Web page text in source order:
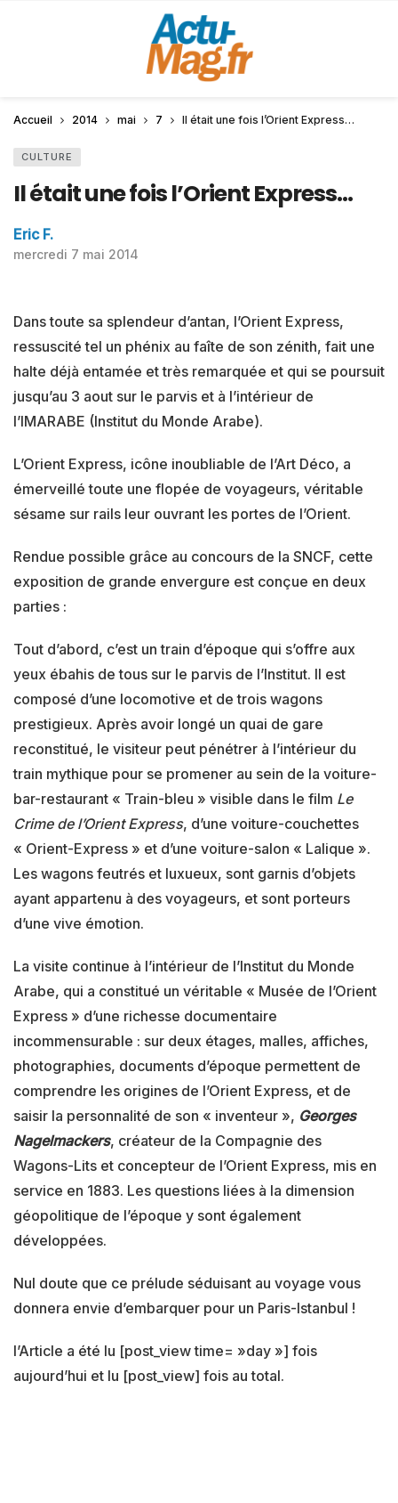
Accueil 2014 mai 7 Il était une fois l’Orient Express…
CULTURE
Il était une fois l’Orient Express…
Eric F.
mercredi 7 mai 2014
Dans toute sa splendeur d’antan, l’Orient Express,
ressuscité tel un phénix au faîte de son zénith, fait une
halte déjà entamée et très remarquée et qui se poursuit
jusqu’au 3 aout sur le parvis et à l’intérieur de
l’IMARABE (Institut du Monde Arabe).
L’Orient Express, icône inoubliable de l’Art Déco, a
émerveillé toute une flopée de voyageurs, véritable
sésame sur rails leur ouvrant les portes de l’Orient.
Rendue possible grâce au concours de la SNCF, cette
exposition de grande envergure est conçue en deux
parties :
Tout d’abord, c’est un train d’époque qui s’offre aux
yeux ébahis de tous sur le parvis de l’Institut. Il est
composé d’une locomotive et de trois wagons
prestigieux. Après avoir longé un quai de gare
reconstitué, le visiteur peut pénétrer à l’intérieur du
train mythique pour se promener au sein de la voiture-
bar-restaurant « Train-bleu » visible dans le film Le
Crime de l’Orient Express, d’une voiture-couchettes
« Orient-Express » et d’une voiture-salon « Lalique ».
Les wagons feutrés et luxueux, sont garnis d’objets
ayant appartenu à des voyageurs, et sont porteurs
d’une vive émotion.
La visite continue à l’intérieur de l’Institut du Monde
Arabe, qui a constitué un véritable « Musée de l’Orient
Express » d’une richesse documentaire
incommensurable : sur deux étages, malles, affiches,
photographies, documents d’époque permettent de
comprendre les origines de l’Orient Express, et de
saisir la personnalité de son « inventeur », Georges
Nagelmackers, créateur de la Compagnie des
Wagons-Lits et concepteur de l’Orient Express, mis en
service en 1883. Les questions liées à la dimension
géopolitique de l’époque y sont également
développées.
Nul doute que ce prélude séduisant au voyage vous
donnera envie d’embarquer pour un Paris-Istanbul !
l’Article a été lu [post_view time= »day »] fois
aujourd’hui et lu [post_view] fois au total.